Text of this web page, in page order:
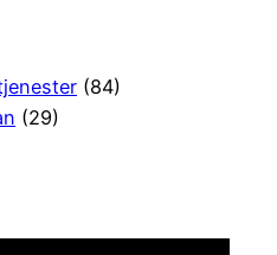
(84)
(29)